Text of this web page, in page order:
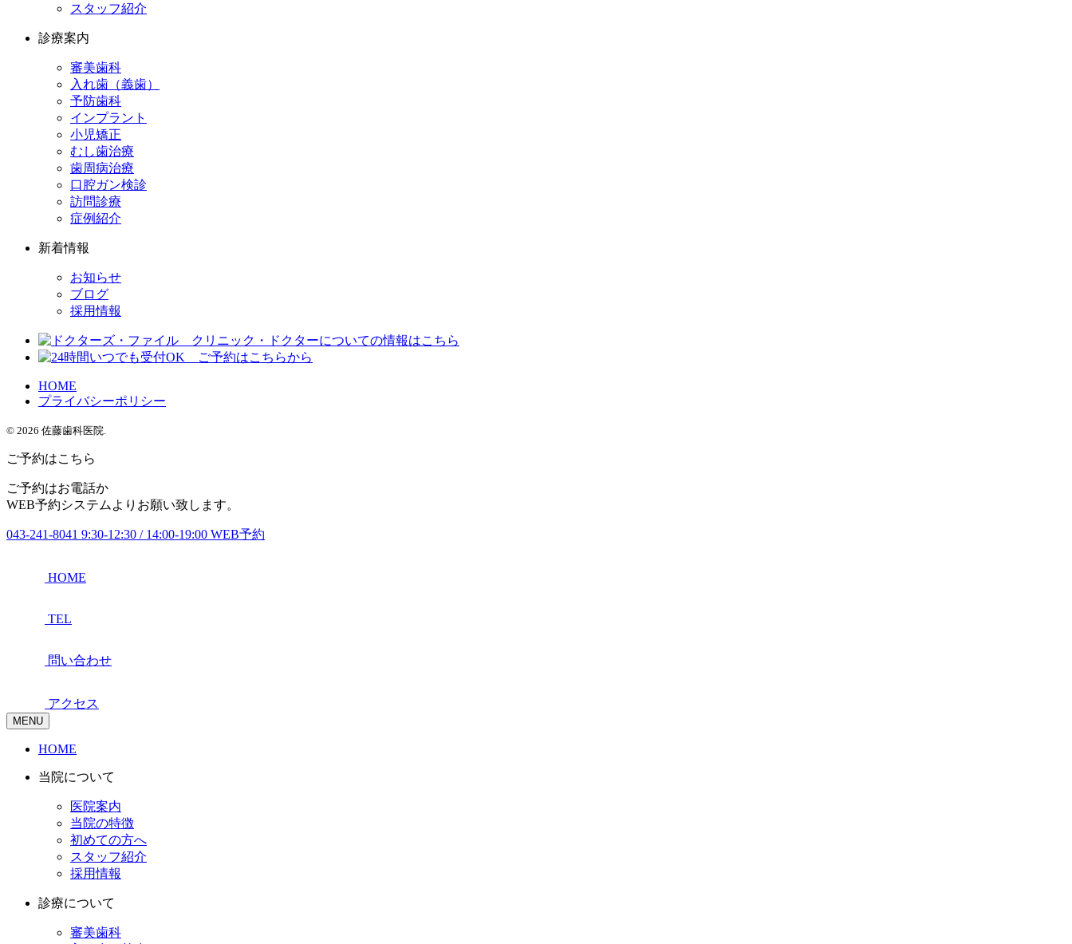
スタッフ紹介
診療案内
審美歯科
入れ歯（義歯）
予防歯科
インプラント
小児矯正
むし歯治療
歯周病治療
口腔ガン検診
訪問診療
症例紹介
新着情報
お知らせ
ブログ
採用情報
HOME
プライバシーポリシー
© 2026 佐藤歯科医院.
ご予約はこちら
ご予約はお電話か
WEB予約システムよりお願い致します。
043-241-8041 9:30-12:30 / 14:00-19:00 WEB予約
HOME
TEL
問い合わせ
アクセス
MENU
HOME
当院について
医院案内
当院の特徴
初めての方へ
スタッフ紹介
採用情報
診療について
審美歯科